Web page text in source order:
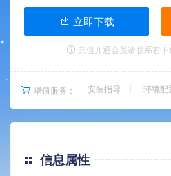
立即下载
充值开通会员请联系右
增值服务： 安装指导 环境配
信息属性